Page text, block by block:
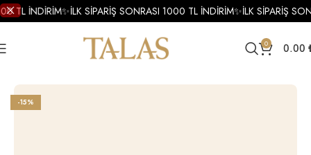
0 0.00
Altın Küpe Altın Halka Küpe
-15%
TL İNDİRİM✨İLK SİPARİŞ SONRASI 1000 TL İNDİRİM✨İLK SİPARİŞ